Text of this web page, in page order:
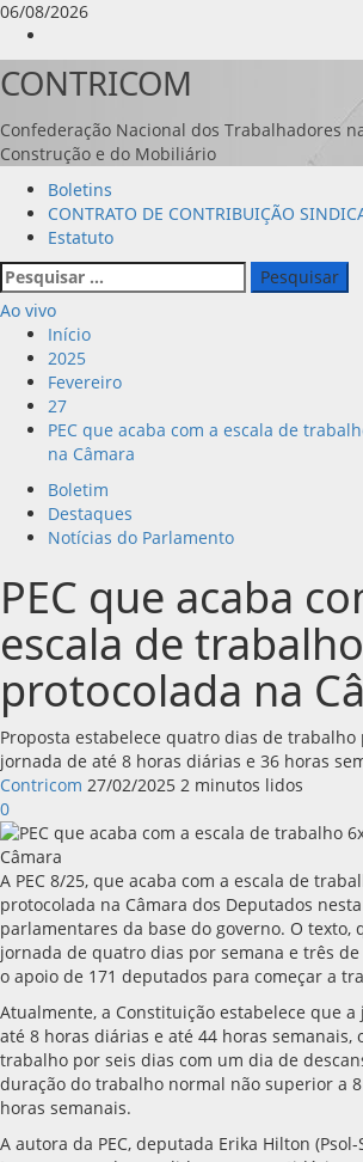
Avançar
para
o
conteúdo
06/08/2026
CONTRICOM
Confederação Nacional dos Trabalhadores
Construção e do Mobiliário
Menu
principal
Boletins
CONTRATO DE CONTRIBUIÇÃO
Estatuto
Pesquisar
por:
Ao vivo
Início
2025
Fevereiro
27
PEC que acaba com a escala de
na Câmara
Boletim
Destaques
Notícias do Parlamento
PEC que acaba
escala de
protocolada na
Proposta estabelece quatro dias de trabalho
jornada de até 8 horas diárias e 36 horas
Contricom 27/02/2025 2 minutos lidos
0
A PEC 8/25, que acaba com a escala de
protocolada na Câmara dos Deputados
parlamentares da base do governo. O texto,
jornada de quatro dias por semana e três de
o apoio de 171 deputados para começar a
Atualmente, a Constituição estabelece que
até 8 horas diárias e até 44 horas semanais,
trabalho por seis dias com um dia de
duração do trabalho normal não superior a
horas semanais.
A autora da PEC, deputada Erika Hilton